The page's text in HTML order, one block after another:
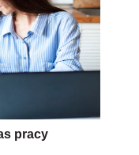
pracy